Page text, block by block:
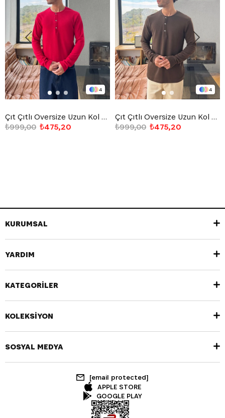
4
Çıt Çıtlı Oversize Uzun Kol Tişört Kırmızı
₺475,20
₺999,00
4
Çıt Çıtlı Oversize Uzun Kol Tişört Kahverengi
₺475,20
₺999,00
KURUMSAL
YARDIM
KATEGORİLER
KOLEKSİYON
SOSYAL MEDYA
[email protected]
APPLE STORE
GOOGLE PLAY